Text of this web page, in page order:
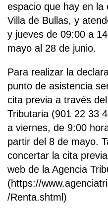
espacio que hay en la
Villa de Bullas, y
y jueves de 09:00 a
mayo al 28 de junio.
Para realizar la
punto de asistencia
cita previa a través
Tributaria (901 22 33
a viernes, de 9:00
partir del 8 de mayo.
concertar la cita
web de la Agencia
(https://
/Renta.shtml)